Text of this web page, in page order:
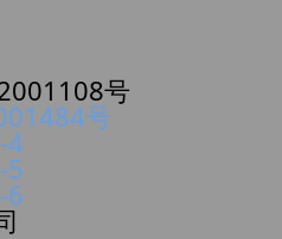
号
号
4
5
6